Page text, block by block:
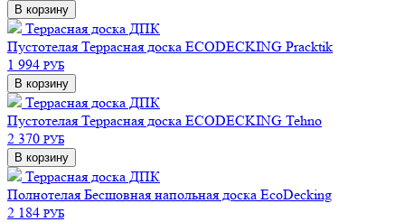
В корзину
Террасная доска ДПК
Пустотелая Террасная доска ECODECKING Pracktik
1 994 РУБ
В корзину
Террасная доска ДПК
Пустотелая Террасная доска ECODECKING Tehno
2 370 РУБ
В корзину
Террасная доска ДПК
Полнотелая Бесшовная напольная доска EcoDecking
2 184 РУБ